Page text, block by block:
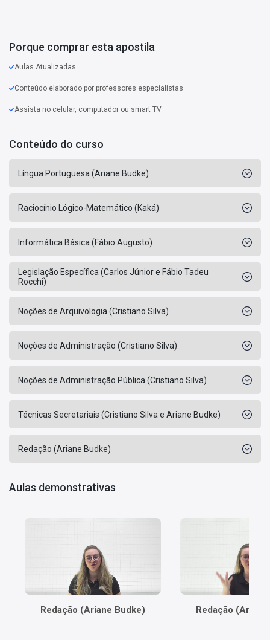
Porque comprar esta apostila
Aulas Atualizadas
Conteúdo elaborado por professores especialistas
Assista no celular, computador ou smart TV
Conteúdo do curso
Língua Portuguesa (Ariane Budke)
Raciocínio Lógico-Matemático (Kaká)
Informática Básica (Fábio Augusto)
Legislação Específica (Carlos Júnior e Fábio Tadeu
Rocchi)
Noções de Arquivologia (Cristiano Silva)
Noções de Administração (Cristiano Silva)
Noções de Administração Pública (Cristiano Silva)
Técnicas Secretariais (Cristiano Silva e Ariane Budke)
Redação (Ariane Budke)
Aulas demonstrativas
Redação (Ariane Budke) Redação